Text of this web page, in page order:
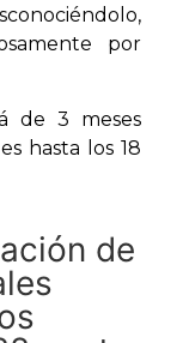
por
de 3 meses
hasta los 18
de